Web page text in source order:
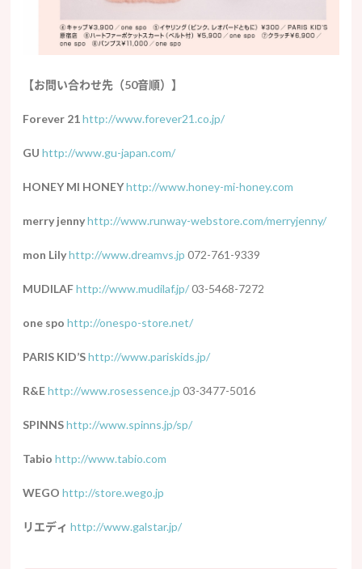
【お問い合わせ先（50音順）】
Forever 21 http://www.forever21.co.jp/
GU http://www.gu-japan.com/
HONEY MI HONEYhttp://www.honey-mi-honey.com
merry jenny http://www.runway-webstore.com/merryjenny/
mon Lily http://www.dreamvs.jp 072-761-9339
MUDILAF http://www.mudilaf.jp/03-5468-7272
one spo http://onespo-store.net/
PARIS KID’S http://www.pariskids.jp/
R&E http://www.rosessence.jp 03-3477-5016
SPINNS http://www.spinns.jp/sp/
Tabio http://www.tabio.com
WEGO http://store.wego.jp
リエディhttp://www.galstar.jp/